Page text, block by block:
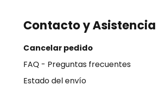
Contacto y Asistencia
Cancelar pedido
FAQ - Preguntas frecuentes
Estado del envío